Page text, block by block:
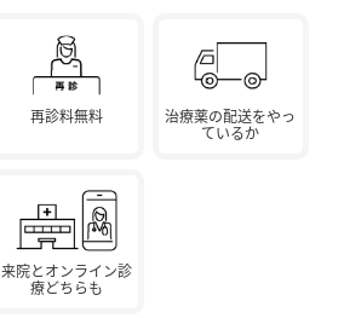
再診料無料
治療薬の配送をやっ
ているか
来院とオンライン診
療どちらも